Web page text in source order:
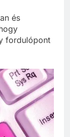
és
fordulópont